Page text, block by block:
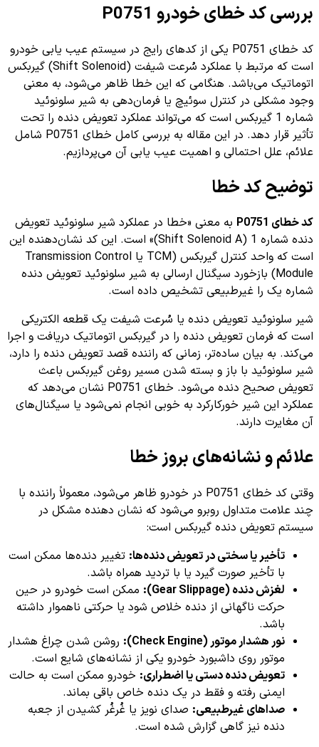
بررسی کد خطای خودرو P0751
کد خطای P0751 یکی از کدهای رایج در سیستم عیب یابی خودرو
است که مرتبط با عملکرد سُرعت شیفت (Shift Solenoid) گیربکس
اتوماتیک می‌باشد. هنگامی که این خطا ظاهر می‌شود، به معنی
وجود مشکلی در کنترل سوئیچ یا فرمان‌دهی به شیر سلونوئید
شماره 1 گیربکس است که می‌تواند عملکرد تعویض دنده را تحت
تأثیر قرار دهد. در این مقاله به بررسی کامل خطای P0751 شامل
علائم، علل احتمالی و اهمیت عیب یابی آن می‌پردازیم.
توضیح کد خطا
کد خطای P0751
به معنی «خطا در عملکرد شیر سلونوئید تعویض
دنده شماره 1 (Shift Solenoid A)» است. این کد نشان‌دهنده این
است که واحد کنترل گیربکس (TCM یا Transmission Control
Module) بازخورد سیگنال ارسالی به شیر سلونوئید تعویض دنده
شماره یک را غیرطبیعی تشخیص داده است.
شیر سلونوئید تعویض دنده یا سُرعت شیفت یک قطعه الکتریکی
است که فرمان تعویض دنده را در گیربکس اتوماتیک دریافت و اجرا
می‌کند. به بیان ساده‌تر، زمانی که راننده قصد تعویض دنده را دارد،
شیر سلونوئید با باز و بسته شدن مسیر روغن گیربکس باعث
تعویض صحیح دنده می‌شود. خطای P0751 نشان می‌دهد که
عملکرد این شیر خورکارکرد به خوبی انجام نمی‌شود یا سیگنال‌های
آن مغایرت دارند.
علائم و نشانه‌های بروز خطا
وقتی کد خطای P0751 در خودرو ظاهر می‌شود، معمولاً راننده با
چند علامت متداول روبرو می‌شود که نشان دهنده مشکل در
سیستم تعویض دنده گیربکس است:
تأخیر یا سختی در تعویض دنده‌ها: تغییر دنده‌ها ممکن است
با تأخیر صورت گیرد یا با تردید همراه باشد.
لغزش دنده (Gear Slippage):
ممکن است خودرو در حین
حرکت ناگهانی از دنده خلاص شود یا حرکتی ناهموار داشته
باشد.
نور هشدار موتور (Check Engine):
روشن شدن چراغ هشدار
موتور روی داشبورد خودرو یکی از نشانه‌های شایع است.
تعویض دنده دستی یا اضطراری: خودرو ممکن است به حالت
ایمنی رفته و فقط در یک دنده خاص باقی بماند.
صداهای غیرطبیعی: صدای نویز یا غُرغُر کشیدن از جعبه
دنده نیز گاهی گزارش شده است.